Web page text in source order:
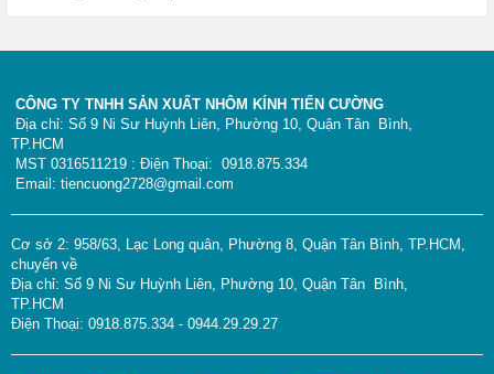
CÔNG TY TNHH SẢN XUẤT NHÔM KÍNH TIẾN CƯỜNG
Địa chỉ: Số 9 Ni Sư Huỳnh Liên, Phường 10, Quận Tân Bình,
TP.HCM
MST 0316511219 : Điện Thoại: 0918.875.334
Email: tiencuong2728@gmail.com
Cơ sở 2: 958/63, Lạc Long quân, Phường 8, Quận Tân Bình, TP.HCM,
chuyển về
Địa chỉ: Số 9 Ni Sư Huỳnh Liên, Phường 10, Quận Tân Bình,
TP.HCM
Điện Thoại: 0918.875.334 - 0944.29.29.27